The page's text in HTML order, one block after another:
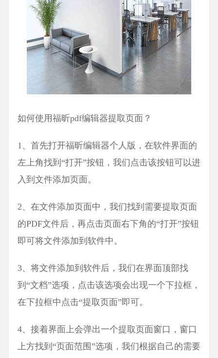
如何使用福昕pdf编辑器提取页面？
1、首先打开福昕编辑器个人版，在软件界面的
左上角找到“打开”按钮，我们点击该按钮可以进
入到文件添加页面。
2、在文件添加页面中，我们找到需要提取页面
的PDF文件后，再点击页面右下角的“打开”按钮
即可将文件添加到软件中。
3、将文件添加到软件后，我们在界面顶部找
到“文档”选项，点击该选项会出现一个下拉框，
在下拉框中点击“提取页面”即可。
4、接着界面上会弹出一个提取页面窗口，窗口
上方找到“页面范围”选项，我们根据自己的需要